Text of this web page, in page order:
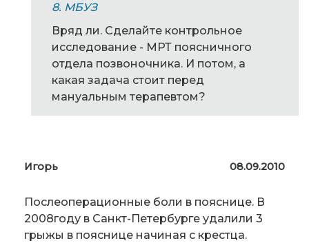
8. МБУЗ
Вряд ли. Сделайте контрольное
исследование - МРТ поясничного
отдела позвоночника. И потом, а
какая задача стоит перед
мануальным терапевтом?
Игорь 08.09.2010
Послеоперационные боли в пояснице. В
2008году в Санкт-Петербурге удалили 3
грыжы в пояснице начиная с крестца.